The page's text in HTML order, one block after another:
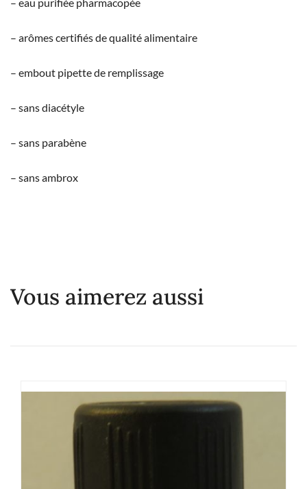
– arômes certifiés de qualité alimentaire
– embout pipette de remplissage
– sans diacétyle
– sans parabène
– sans ambrox
Vous aimerez aussi